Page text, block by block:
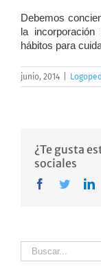
Debemos
la
hábitos para
junio, 2014
¿Te gusta
sociales
Facebook
Twitter
Buscar